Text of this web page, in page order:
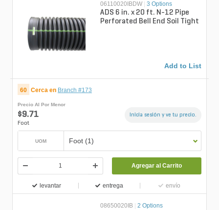
06110020IBDW 3 Options
ADS 6 in. x 20 ft. N-12 Pipe
Perforated Bell End Soil Tight
Add to List
60 Cerca en Branch #173
Precio Al Por Menor
$9.71
Foot
Inicia sesión y ve tu precio.
UOM Foot (1)
Agregar al Carrito
levantar entrega envío
08650020IB 2 Options